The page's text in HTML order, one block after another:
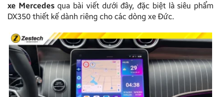
xe Mercedesqua bài viết dưới đây, đặc biệt là siêu phẩm
DX350 thiết kế dành riêng cho các dòng xe Đức.